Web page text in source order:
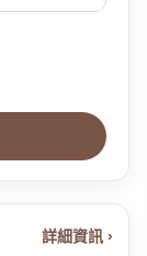
詳細資訊 ›